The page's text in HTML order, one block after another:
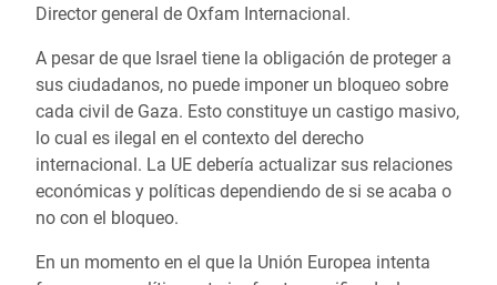
Director general de Oxfam Internacional.
A pesar de que Israel tiene la obligación de proteger a
sus ciudadanos, no puede imponer un bloqueo sobre
cada civil de Gaza. Esto constituye un castigo masivo,
lo cual es ilegal en el contexto del derecho
internacional. La UE debería actualizar sus relaciones
económicas y políticas dependiendo de si se acaba o
no con el bloqueo.
En un momento en el que la Unión Europea intenta